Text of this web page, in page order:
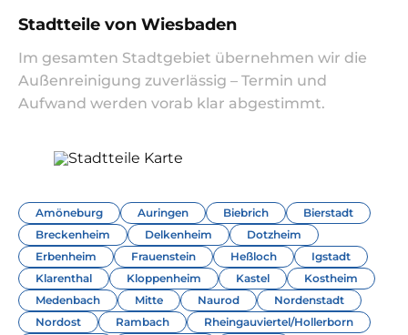
Stadtteile von Wiesbaden
Im gesamten Stadtgebiet übernehmen wir die
Außenreinigung zuverlässig – Termin und
Aufwand werden vorab klar abgestimmt.
Amöneburg Auringen Biebrich
Bierstadt
Breckenheim
Delkenheim
Dotzheim
Erbenheim
Frauenstein Heßloch
Igstadt
Klarenthal
Kloppenheim Kastel
Kostheim
Medenbach
Mitte Naurod
Nordenstadt
Nordost
Rambach
Rheingauviertel/Hollerborn